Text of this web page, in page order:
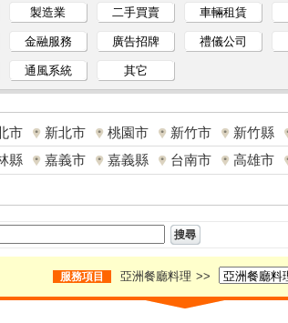
製造業 二手買賣 車輛租賃
金融服務 廣告招牌 禮儀公司
通風系統 其它
市 新北市 桃園市 新竹市 新竹縣
縣 嘉義市 嘉義縣 台南市 高雄市
服務項目 亞洲餐廳料理 >>